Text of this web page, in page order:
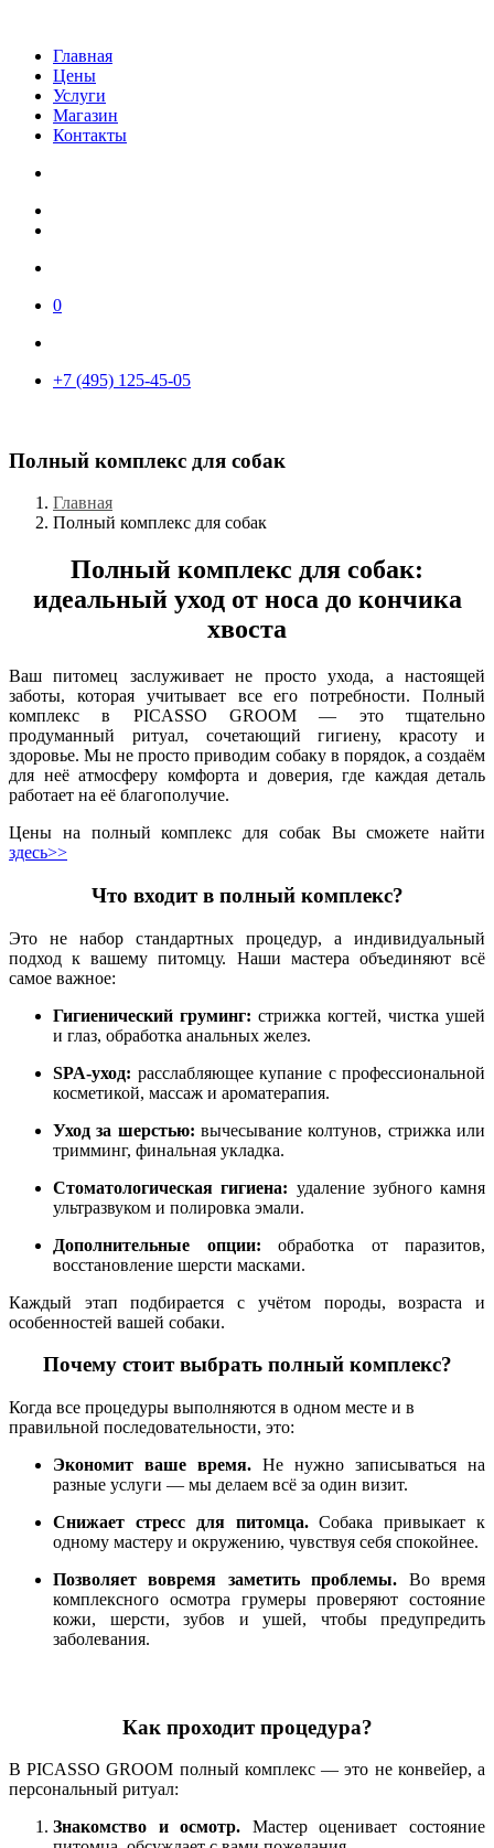
Главная
Цены
Услуги
Магазин
Контакты
0
+7 (495) 125-45-05
Полный комплекс для собак
Главная
Полный комплекс для собак
Полный комплекс для собак:
идеальный уход от носа до кончика
хвоста
Ваш питомец заслуживает не просто ухода, а настоящей
заботы, которая учитывает все его потребности. Полный
комплекс в PICASSO GROOM — это тщательно
продуманный ритуал, сочетающий гигиену, красоту и
здоровье. Мы не просто приводим собаку в порядок, а создаём
для неё атмосферу комфорта и доверия, где каждая деталь
работает на её благополучие.
Цены на полный комплекс для собак Вы сможете найти
здесь>>
Что входит в полный комплекс?
Это не набор стандартных процедур, а индивидуальный
подход к вашему питомцу. Наши мастера объединяют всё
самое важное:
Гигиенический груминг: стрижка когтей, чистка ушей
и глаз, обработка анальных желез.
SPA-уход: расслабляющее купание с профессиональной
косметикой, массаж и ароматерапия.
Уход за шерстью: вычесывание колтунов, стрижка или
тримминг, финальная укладка.
Стоматологическая гигиена: удаление зубного камня
ультразвуком и полировка эмали.
Дополнительные опции: обработка от паразитов,
восстановление шерсти масками.
Каждый этап подбирается с учётом породы, возраста и
особенностей вашей собаки.
Почему стоит выбрать полный комплекс?
Когда все процедуры выполняются в одном месте и в
правильной последовательности, это:
Экономит ваше время. Не нужно записываться на
разные услуги — мы делаем всё за один визит.
Снижает стресс для питомца.Собака привыкает к
одному мастеру и окружению, чувствуя себя спокойнее.
Позволяет вовремя заметить проблемы. Во время
комплексного осмотра грумеры проверяют состояние
кожи, шерсти, зубов и ушей, чтобы предупредить
заболевания.
Как проходит процедура?
В PICASSO GROOM полный комплекс — это не конвейер, а
персональный ритуал:
Знакомство и осмотр. Мастер оценивает состояние